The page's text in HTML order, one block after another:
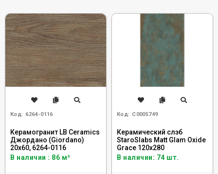
Код: 6264-0116
Керамогранит LB Ceramics
Джордано (Giordano)
20x60, 6264-0116
В наличии : 86 м²
Код: С0005749
Керамический слэб
StaroSlabs Matt Glam Oxide
Grace 120x280
В наличии: 74 шт.